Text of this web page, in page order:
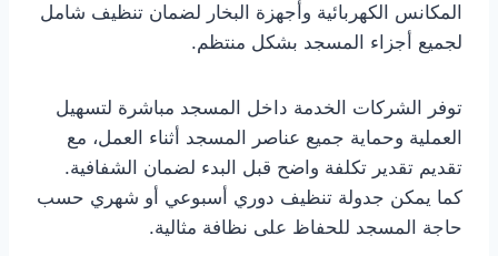
المكانس الكهربائية وأجهزة البخار لضمان تنظيف شامل
لجميع أجزاء المسجد بشكل منتظم.
توفر الشركات الخدمة داخل المسجد مباشرة لتسهيل
العملية وحماية جميع عناصر المسجد أثناء العمل، مع
تقديم تقدير تكلفة واضح قبل البدء لضمان الشفافية.
كما يمكن جدولة تنظيف دوري أسبوعي أو شهري حسب
حاجة المسجد للحفاظ على نظافة مثالية.